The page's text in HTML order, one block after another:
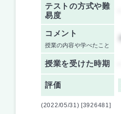
テストの方式や難
易度
コメント
授業の内容や学べたこと
授業を受けた時期
評価
(2022/05/31) [3926481]